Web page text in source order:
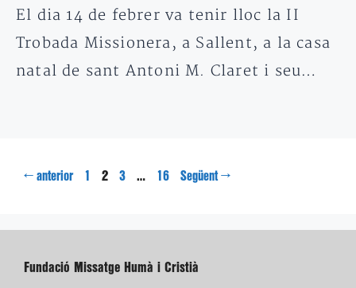
El dia 14 de febrer va tenir lloc la II
Trobada Missionera, a Sallent, a la casa
natal de sant Antoni M. Claret i seu…
← anterior Pàgina
1 Pàgina
2 Pàgina
3 … Pàgina
16 Següent →
Fundació Missatge Humà i Cristià